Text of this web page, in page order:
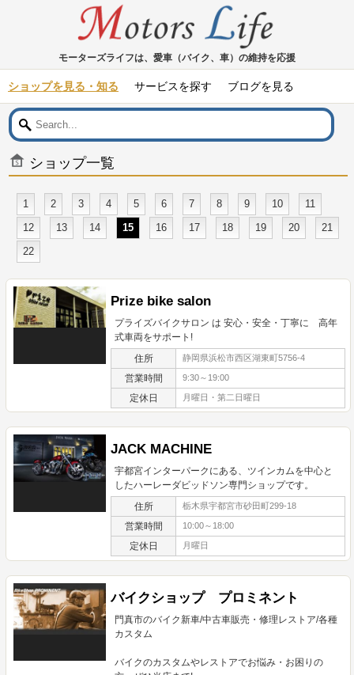
モーターズライフは、愛車（バイク、車）の維持を応援
ショップを見る・知る サービスを探す ブログを見る
ショップ一覧
1 2 3 4 5 6 7 8 9 10
11
12
13 14 15 16 17 18 19 20
21
22
Prize bike salon
プライズバイクサロン は 安心・安全・丁寧に 高年
式車両をサポート!
住所 静岡県浜松市西区湖東町5756-4
営業時間 9:30～19:00
定休日 月曜日・第二日曜日
JACK MACHINE
宇都宮インターパークにある、ツインカムを中心と
したハーレーダビッドソン専門ショップです。
住所 栃木県宇都宮市砂田町299-18
営業時間 10:00～18:00
定休日 月曜日
バイクショップ プロミネント
門真市のバイク新車/中古車販売・修理レストア/各種
カスタム
バイクのカスタムやレストアでお悩み・お困りの